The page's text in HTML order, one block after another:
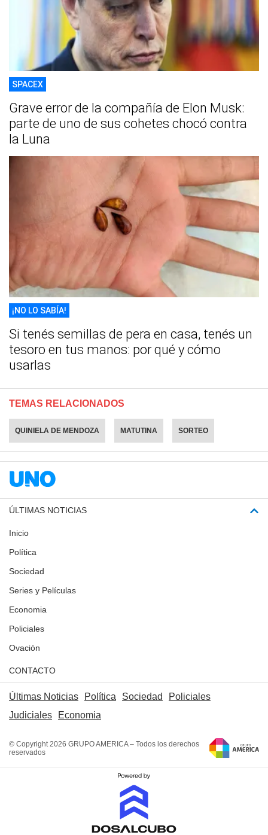
SPACEX
Grave error de la compañía de Elon Musk:
parte de uno de sus cohetes chocó contra
la Luna
¡NO LO SABÍA!
Si tenés semillas de pera en casa, tenés un
tesoro en tus manos: por qué y cómo
usarlas
TEMAS RELACIONADOS
QUINIELA DE MENDOZA MATUTINA SORTEO
ÚLTIMAS NOTICIAS
Inicio
Política
Sociedad
Series y Películas
Economia
Policiales
Ovación
CONTACTO
Últimas Noticias Política Sociedad
Policiales
Judiciales
Economia
© Copyright 2026 GRUPO AMERICA – Todos los derechos
reservados